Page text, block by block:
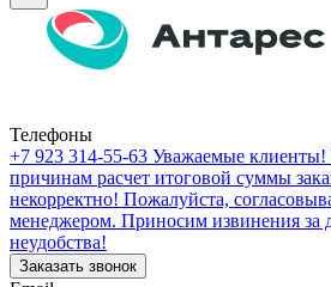
Телефоны
+7 923 314-55-63 Уважаемые
причинам расчет итоговой суммы
некорректно! Пожалуйста,
менеджером. Приносим извинения за
неудобства!
Заказать звонок